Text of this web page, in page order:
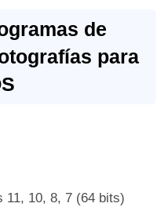
de
para
11, 10, 8, 7 (64 bits)